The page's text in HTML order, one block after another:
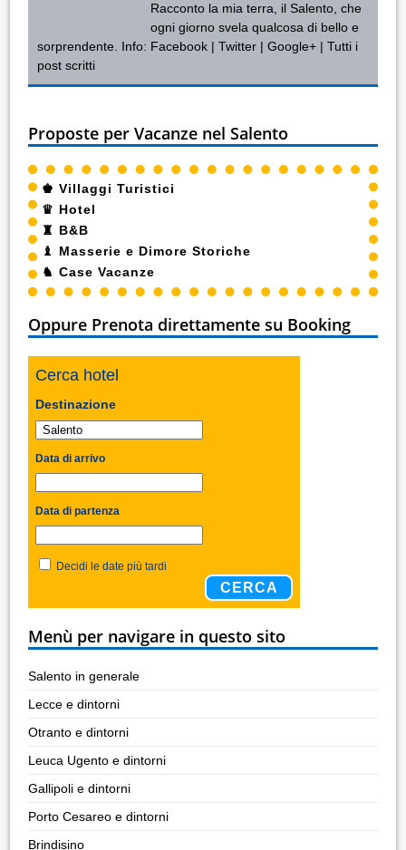
Racconto la mia terra, il Salento, che
ogni giorno svela qualcosa di bello e
sorprendente. Info: Facebook |Twitter |Google+ |Tutti i
post scritti
Proposte per Vacanze nel Salento
♚Villaggi Turistici
♛ Hotel
♜ B&B
♝ Masserie e Dimore Storiche
♞Case Vacanze
Oppure Prenota direttamente su Booking
Cerca hotel
Destinazione
Data di arrivo
Data di partenza
Decidi le date più tardi
CERCA
Menù per navigare in questo sito
Salento in generale
Lecce e dintorni
Otranto e dintorni
Leuca Ugento e dintorni
Gallipoli e dintorni
Porto Cesareo e dintorni
Brindisino